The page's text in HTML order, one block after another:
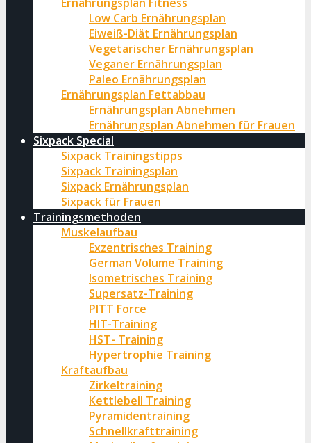
Low Carb Ernährungsplan
Eiweiß-Diät Ernährungsplan
Vegetarischer Ernährungsplan
Veganer Ernährungsplan
Paleo Ernährungsplan
Ernährungsplan Fettabbau
Ernährungsplan Abnehmen
Ernährungsplan Abnehmen für Frauen
Sixpack Special
Sixpack Trainingstipps
Sixpack Trainingsplan
Sixpack Ernährungsplan
Sixpack für Frauen
Trainingsmethoden
Muskelaufbau
Exzentrisches Training
German Volume Training
Isometrisches Training
Supersatz-Training
PITT Force
HIT-Training
HST- Training
Hypertrophie Training
Kraftaufbau
Zirkeltraining
Kettlebell Training
Pyramidentraining
Schnellkrafttraining